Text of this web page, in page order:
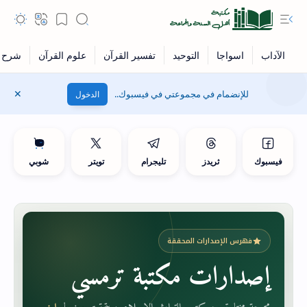
للإنضمام في مجموعتي في فيسبوك.. الدخول
فيسبوك ثريدز تليجرام تويتر شوبي
فهرس الإصدارات المحققة
إصدارات مكتبة ترمسي